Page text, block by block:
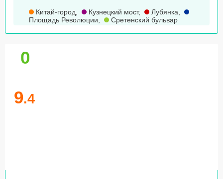
Китай-город Кузнецкий мост, Лубянка
Площадь Революции
Сретенский бульвар
0
9.4